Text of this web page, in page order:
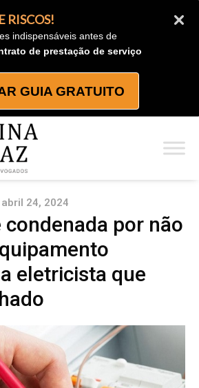
RISCOS!
indispensáveis antes de
de prestação de serviço
GUIA GRATUITO
abril 24, 2024
condenada por não
eletricista que